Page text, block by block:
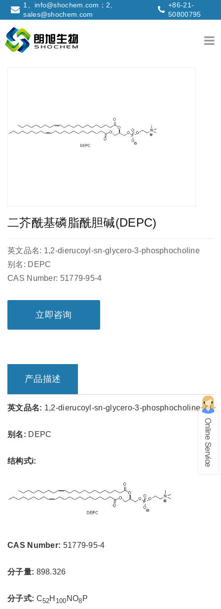
1、info@shochem.com；2、
sales@shochem.com
+86-21-
50800795
二芥酰基磷脂酰胆碱(DEPC)
英文品名: 1,2-dierucoyl-sn-glycero-3-phosphocholine
别名: DEPC
CAS Number: 51779-95-4
立即咨询
产品描述
英文品名: 1,2-dierucoyl-sn-glycero-3-phosphocholine
别名: DEPC
结构式i:
CAS Number: 51779-95-4
分子量: 898.326
分子式: C52H 100 NO8 P
1、info@shochem.com；2